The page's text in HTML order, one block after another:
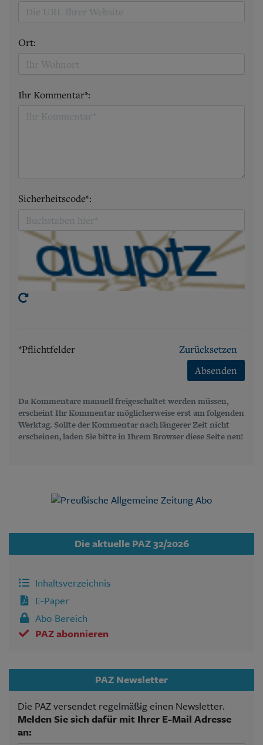
Ort:
Ihr Kommentar*:
Sicherheitscode*:
*Pflichtfelder
Zurücksetzen
Absenden
Da Kommentare manuell freigeschaltet werden müssen,
erscheint Ihr Kommentar möglicherweise erst am folgenden
Werktag. Sollte der Kommentar nach längerer Zeit nicht
erscheinen, laden Sie bitte in Ihrem Browser diese Seite neu!
Die aktuelle PAZ 32/2026
Inhaltsverzeichnis
E-Paper
Abo Bereich
PAZ abonnieren
PAZ Newsletter
Die PAZ versendet regelmäßig einen Newsletter.
Melden Sie sich dafür mit Ihrer E-Mail Adresse
an: